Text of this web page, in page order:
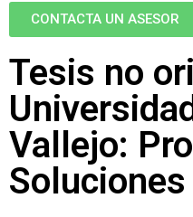
CONTACTA UN ASESOR
Tesis no
Vallejo:
Soluciones